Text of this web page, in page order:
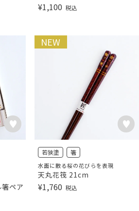
¥1,100 税込
ペア
NEW
若狭塗 箸
水面に散る桜の花びらを表現
天丸花筏 21cm
¥1,760 税込